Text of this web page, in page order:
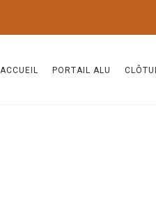
ACCUEIL PORTAIL ALU